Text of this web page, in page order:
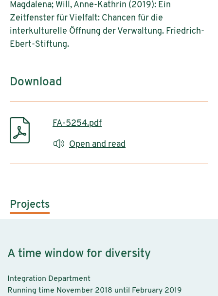
Magdalena; Will, Anne-Kathrin (2019): Ein
Zeitfenster für Vielfalt: Chancen für die
interkulturelle Öffnung der Verwaltung. Friedrich-
Ebert-Stiftung.
Download
FA-5254.pdf
Open and read
Projects
A time window for diversity
Integration Department
Running time November 2018 until February 2019